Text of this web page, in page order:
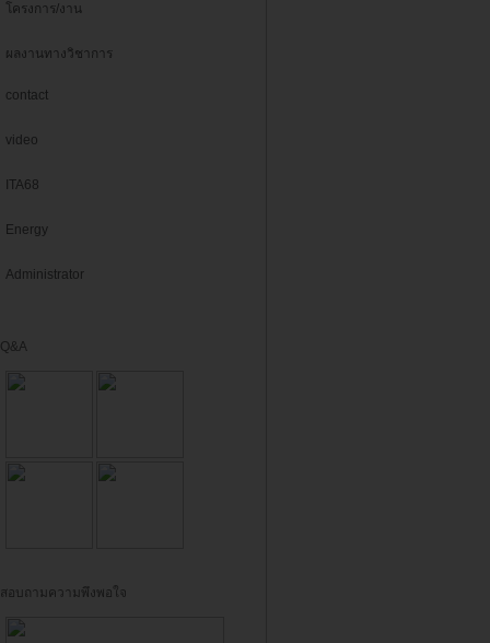
โครงการ/งาน
ผลงานทางวิชาการ
contact
video
ITA68
Energy
Administrator
Q&A
สอบถามความพึงพอใจ